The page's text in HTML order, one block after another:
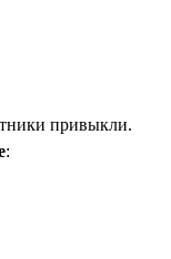
привыкли.
: